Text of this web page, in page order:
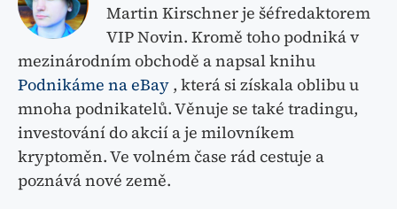
Martin Kirschner je šéfredaktorem
VIP Novin. Kromě toho podniká v
mezinárodním obchodě a napsal knihu
Podnikáme na eBay , která si získala oblibu u
mnoha podnikatelů. Věnuje se také tradingu,
investování do akcií a je milovníkem
kryptoměn. Ve volném čase rád cestuje a
poznává nové země.